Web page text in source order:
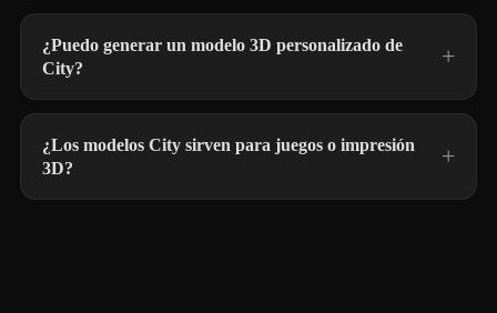
¿Puedo generar un modelo 3D personalizado de
City?
¿Los modelos City sirven para juegos o impresión
3D?